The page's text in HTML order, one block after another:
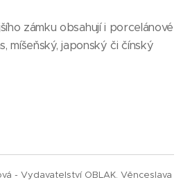
zámku obsahují i porcelánové
míšeňský, japonský či čínský
- Vydavatelství OBLAK. Věnceslava